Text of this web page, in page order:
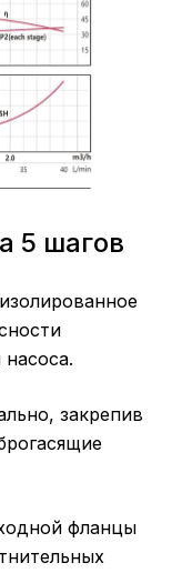
5 шагов
закрепив
фланцы